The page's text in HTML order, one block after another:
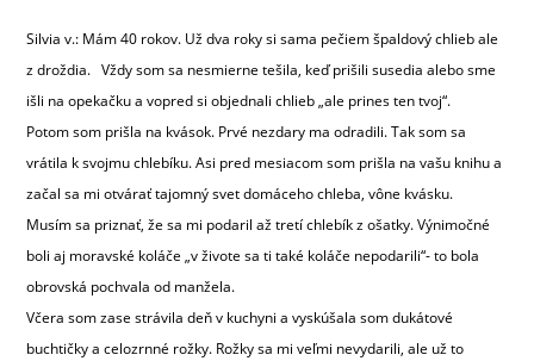
Silvia v.: Mám 40 rokov. Už dva roky si sama pečiem špaldový chlieb ale
z droždia. Vždy som sa nesmierne tešila, keď prišili susedia alebo sme
išli na opekačku a vopred si objednali chlieb „ale prines ten tvoj“.
Potom som prišla na kvások. Prvé nezdary ma odradili. Tak som sa
vrátila k svojmu chlebíku. Asi pred mesiacom som prišla na vašu knihu a
začal sa mi otvárať tajomný svet domáceho chleba, vône kvásku.
Musím sa priznať, že sa mi podaril až tretí chlebík z ošatky. Výnimočné
boli aj moravské koláče „v živote sa ti také koláče nepodarili“- to bola
obrovská pochvala od manžela.
Včera som zase strávila deň v kuchyni a vyskúšala som dukátové
buchtičky a celozrnné rožky. Rožky sa mi veľmi nevydarili, ale už to